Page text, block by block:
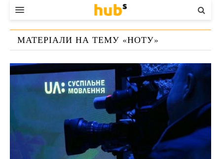
ВЛАДА
ЕКОНОМІКА
СТАРТЕР
МАТЕРІАЛИ НА ТЕМУ «НОТУ»